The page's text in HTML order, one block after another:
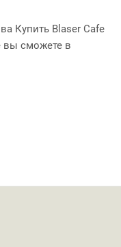
Купить Blaser Cafe
вы сможете в